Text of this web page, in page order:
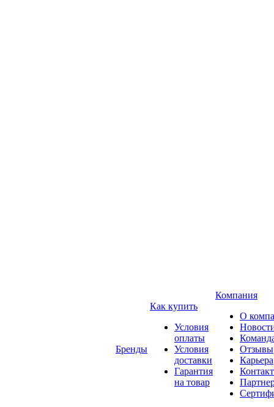
Бренды
Как купить
Условия
оплаты
Условия
доставки
Гарантия
на товар
Компания
О
Отзывы
Карьера